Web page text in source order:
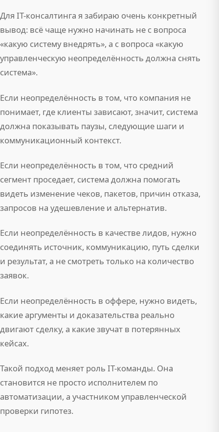
Для IT-консалтинга я забираю очень конкретный
вывод: всё чаще нужно начинать не с вопроса
«какую систему внедрять», а с вопроса «какую
управленческую неопределённость должна снять
система».
Если неопределённость в том, что компания не
понимает, где клиенты зависают, значит, система
должна показывать паузы, следующие шаги и
коммуникационный контекст.
Если неопределённость в том, что средний
сегмент проседает, система должна помогать
видеть изменение чеков, пакетов, причин отказа,
запросов на удешевление и альтернатив.
Если неопределённость в качестве лидов, нужно
соединять источник, коммуникацию, путь сделки
и результат, а не смотреть только на количество
заявок.
Если неопределённость в оффере, нужно видеть,
какие аргументы и доказательства реально
двигают сделку, а какие звучат в потерянных
кейсах.
Такой подход меняет роль IT-команды. Она
становится не просто исполнителем по
автоматизации, а участником управленческой
проверки гипотез.